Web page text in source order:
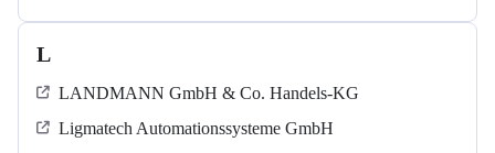
L
LANDMANN GmbH & Co. Handels-KG
Ligmatech Automationssysteme GmbH